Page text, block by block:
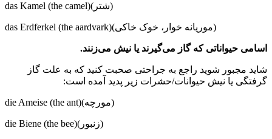
das Kamel (the camel)(شتر)
das Erdferkel (the aardvark)(موریانه خوار، خوک خاکی)
اسامی حیواناتی که گاز می‌گیرند یا نیش می‌زنند.
شاید مجبور شوید راجع به جراحتی صحبت کنید که به علت گاز
گرفتگی یا نیش حیوانات/حشرات زیر پدید آمده است:
die Ameise (the ant)(مورچه)
die Biene (the bee)(زنبور)